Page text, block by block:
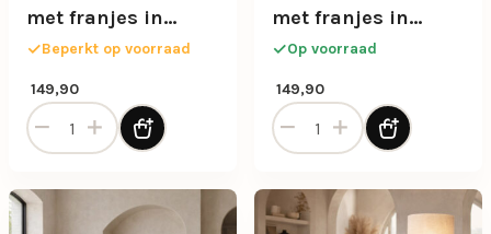
met franjes in
crème
Beperkt op voorraad
149,90
Espino tafellamp met franjes in crème aantal
met franjes in
terracotta
Op voorraad
149,90
Espino tafellamp met